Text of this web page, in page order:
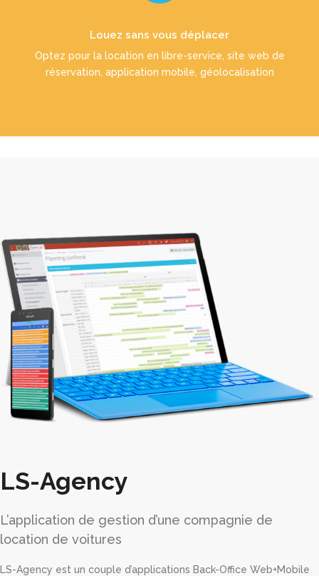
Louez sans vous déplacer
Optez pour la location en libre-service, site web de
réservation, application mobile, géolocalisation
LS-Liberty vous libère
EN SAVOIR PLUS
LS-Agency
L’application de gestion d’une compagnie de
location de voitures
LS-Agency est un couple d’applications Back-Office Web+Mobile